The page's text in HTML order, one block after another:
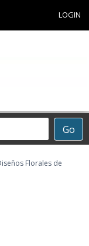
LOGIN
Go
Florales de